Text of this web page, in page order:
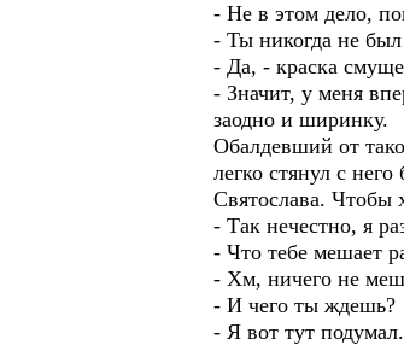
- Не в этом дело,
- Ты никогда не был
- Да, - краска
- Значит, у меня
заодно и ширинку.
Обалдевший от
легко стянул с
Святослава. Чтобы
- Так нечестно, я
- Что тебе мешает
- Хм, ничего не
- И чего ты ждешь?
- Я вот тут